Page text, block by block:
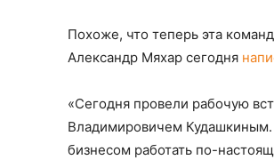
Похоже, что теперь эта
Александр Мяхар сегодня
«Сегодня провели рабочую
Владимировичем Кудашкиным.
бизнесом работать по-